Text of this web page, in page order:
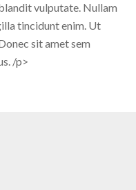
vulputate. Nullam
tincidunt enim. Ut
sit amet sem
/p>